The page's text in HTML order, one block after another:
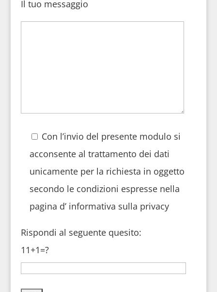
Il tuo messaggio
Con l’invio del presente modulo si
acconsente al trattamento dei dati
unicamente per la richiesta in oggetto
secondo le condizioni espresse nella
pagina d’ informativa sulla privacy
Rispondi al seguente quesito:
11+1=?